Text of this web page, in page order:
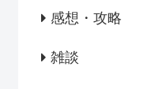
感想・攻略
雑談